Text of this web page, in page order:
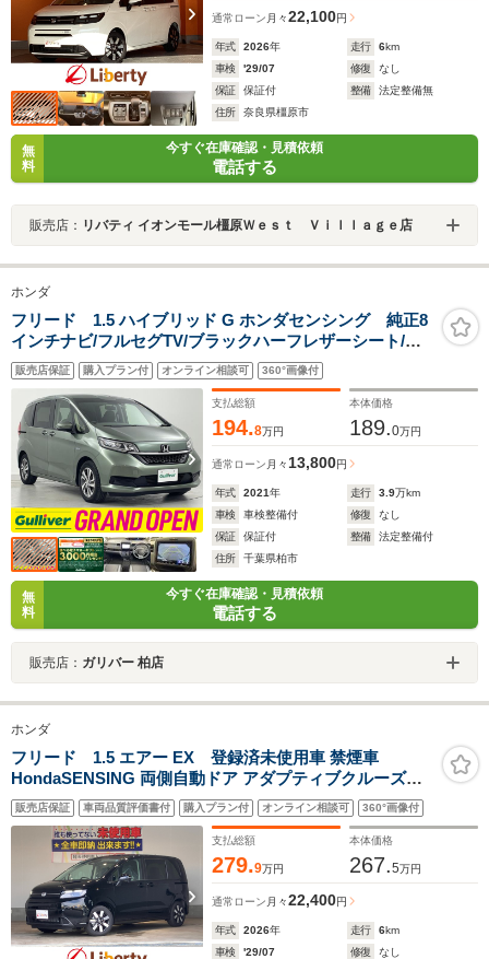
通常ローン 月々22,100円
年式 2026年 走行 6km
車検
'29/07 修復
なし
保証
保証付 整備
法定整備無
住所
奈良県橿原市
無
料
今すぐ在庫確認・見積依頼
電話する
販売店： リバティ イオンモール橿原Ｗｅｓｔ Ｖｉｌｌａｇｅ店
ホンダ
フリード 1.5 ハイブリッド G ホンダセンシング 純正8
インチナビ/フルセグTV/ブラックハーフレザーシート/前
後ドライブレコーダー/パーキングアシスト/バックカメラ/
両側パワースライドドア/前席シートヒーター/衝突軽減ブ
レーキ/車線逸脱防止装置
販売店保証 購入プラン付 オンライン相談可 360°画像付
支払総額
194.8万円
本体価格
189.0万円
通常ローン 月々 13,800円
年式 2021年 走行 3.9万km
車検
車検整備付 修復
なし
保証
保証付 整備
法定整備付
住所
千葉県柏市
無
料
今すぐ在庫確認・見積依頼
電話する
販売店： ガリバー 柏店
ホンダ
フリード 1.5 エアー EX 登録済未使用車 禁煙車
HondaSENSING 両側自動ドア アダプティブクルーズコ
ントロール 電子パーキング ブラインドスポットモニター
前席シートヒーター 革巻きステアリング 純正アルミホイ
販売店保証 車両品質評価書付 購入プラン付 オンライン相談可 360°画像付
支払総額
279.9万円
本体価格
267.5万円
通常ローン 月々22,400円
年式 2026年 走行 6km
車検
'29/07 修復
なし